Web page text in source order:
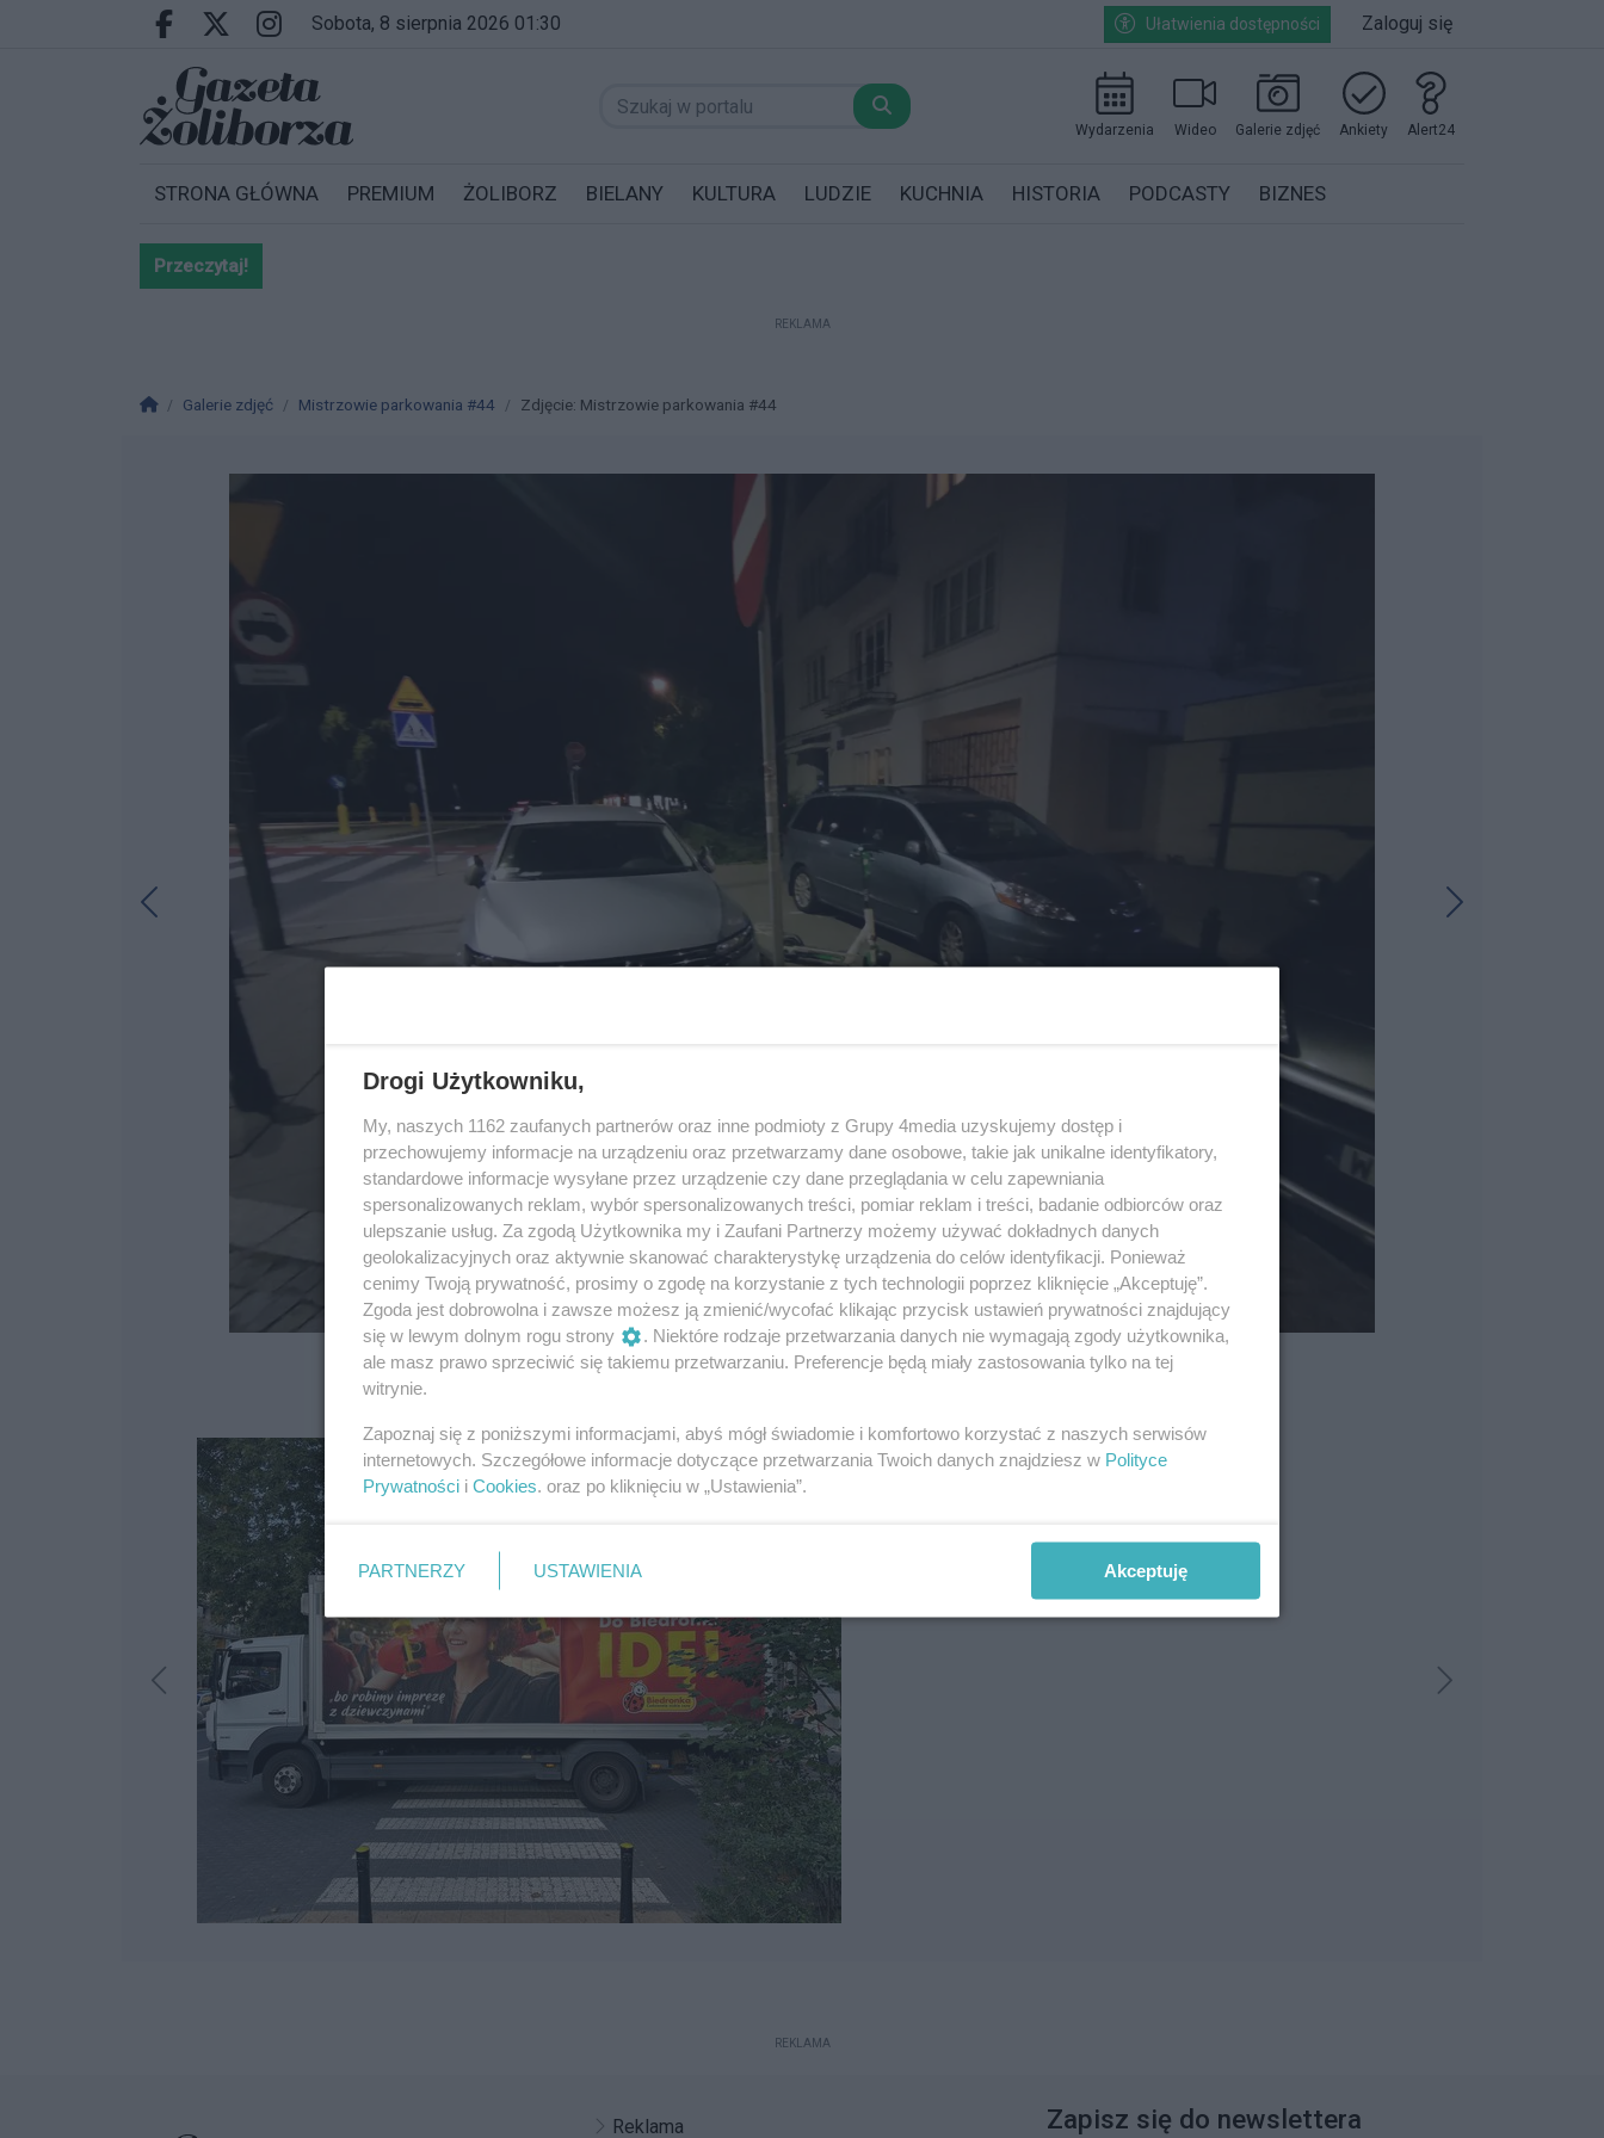
Przejdź do głównych treści
Przejdź do wyszukiwarki
Przejdź do głównego menu
Facebook.com
X.comInstagram.com
sobota, 8 sierpnia 2026 01:30 Ułatwienia dostępności Zaloguj się
Wydarzenia Wideo Galerie zdjęć Ankiety Alert24
STRONA GŁÓWNA PREMIUM ŻOLIBORZ BIELANY KULTURA LUDZIE KUCHNIA HISTORIA PODCASTY BIZNES
Przeczytaj!
REKLAMA
Strona główna
Galerie zdjęć Mistrzowie parkowania #44 Zdjęcie: Mistrzowie parkowania #44
26 / 27
REKLAMA
Reklama Zapisz się do newslettera
Drogi Użytkowniku,
My, naszych 1162 zaufanych partnerów oraz inne podmioty z Grupy 4media uzyskujemy dostęp i
przechowujemy informacje na urządzeniu oraz przetwarzamy dane osobowe, takie jak unikalne identyfikatory,
standardowe informacje wysyłane przez urządzenie czy dane przeglądania w celu zapewniania
spersonalizowanych reklam, wybór spersonalizowanych treści, pomiar reklam i treści, badanie odbiorców oraz
ulepszanie usług. Za zgodą Użytkownika my i Zaufani Partnerzy możemy używać dokładnych danych
geolokalizacyjnych oraz aktywnie skanować charakterystykę urządzenia do celów identyfikacji. Ponieważ
cenimy Twoją prywatność, prosimy o zgodę na korzystanie z tych technologii poprzez kliknięcie „Akceptuję”.
Zgoda jest dobrowolna i zawsze możesz ją zmienić/wycofać klikając przycisk ustawień prywatności znajdujący
się w lewym dolnym rogu strony
. Niektóre rodzaje przetwarzania danych nie wymagają zgody użytkownika,
ale masz prawo sprzeciwić się takiemu przetwarzaniu. Preferencje będą miały zastosowania tylko na tej
witrynie.
Zapoznaj się z poniższymi informacjami, abyś mógł świadomie i komfortowo korzystać z naszych serwisów
internetowych. Szczegółowe informacje dotyczące przetwarzania Twoich danych znajdziesz w Polityce
Prywatności i Cookies. oraz po kliknięciu w „Ustawienia”.
PARTNERZY USTAWIENIA Akceptuję